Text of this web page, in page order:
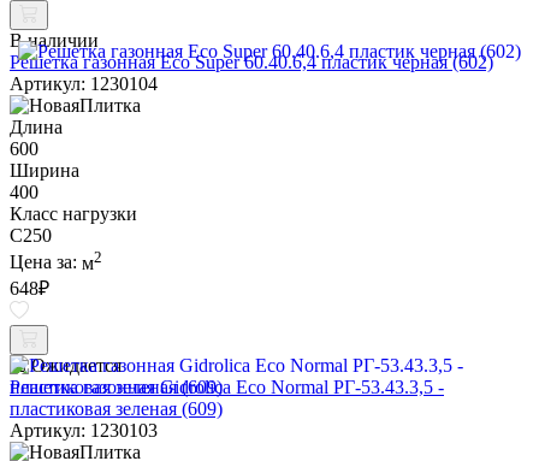
В наличии
Решетка газонная Eco Super 60.40.6,4 пластик черная (602)
Артикул: 1230104
Длина
600
Ширина
400
Класс нагрузки
C250
Цена за: м2
648₽
Ожидается
Решетка газонная Gidrolica Eco Normal РГ-53.43.3,5 -
пластиковая зеленая (609)
Артикул: 1230103